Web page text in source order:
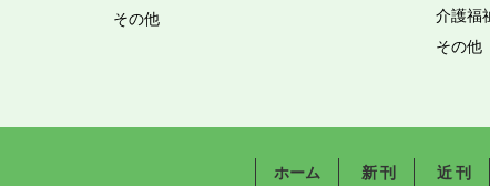
その他
介護福
その他
ホーム 新 刊 近 刊